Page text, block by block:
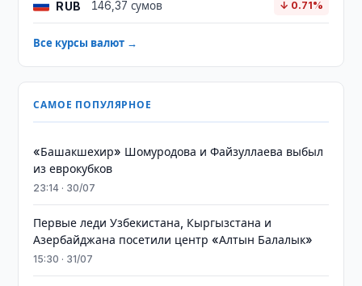
RUB 146,37 сумов ↓ 0.71%
Все курсы валют →
САМОЕ ПОПУЛЯРНОЕ
«Башакшехир» Шомуродова и Файзуллаева выбыл
из еврокубков
23:14 · 30/07
Первые леди Узбекистана, Кыргызстана и
Азербайджана посетили центр «Алтын Балалык»
15:30 · 31/07